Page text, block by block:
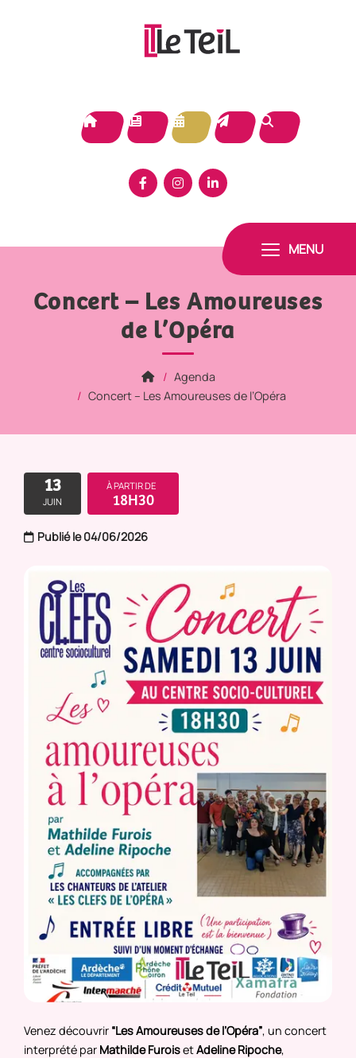
MENU
Concert – Les Amoureuses
de l’Opéra
Agenda
Concert – Les Amoureuses de l’Opéra
13
JUIN
À PARTIR DE
18H30
Publié le 04/06/2026
Venez découvrir “Les Amoureuses de l’Opéra”, un concert
interprété par Mathilde FuroisetAdeline Ripoche,